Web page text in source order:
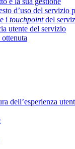
d’uso del servizio
i touchpointdel
utente del servizio
dell’esperienza